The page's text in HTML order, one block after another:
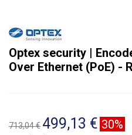
Optex security |
Over Ethernet (PoE) -
713,04 € 499,13 € 30%